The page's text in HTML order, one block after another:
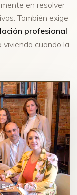
en resolver
También exige
profesional
vivienda cuando la